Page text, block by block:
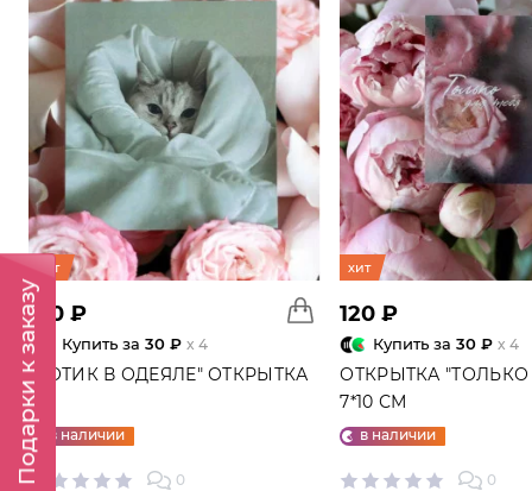
хит
120 ₽
Купить за 30 ₽ x 4
"КОТИК В ОДЕЯЛЕ" ОТКРЫТКА
в наличии
0
хит
120 ₽
Купить за 30 ₽ x 4
ОТКРЫТКА "ТОЛЬКО
7*10 СМ
в наличии
0
Подарки к заказу